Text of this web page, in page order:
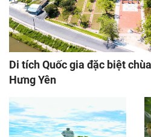
Di tích Quốc gia đặc biệt
Hưng Yên